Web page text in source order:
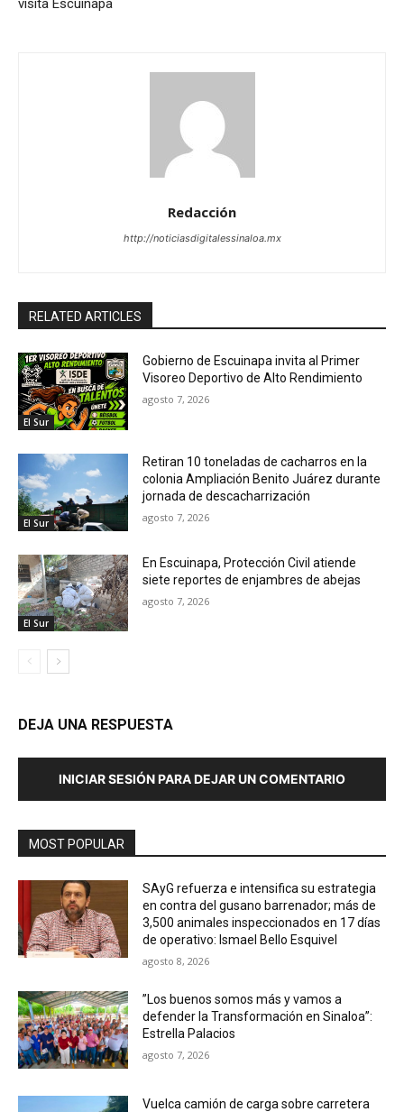
visita Escuinapa
Redacción
http://noticiasdigitalessinaloa.mx
RELATED ARTICLES
El Sur
Gobierno de Escuinapa invita al Primer
Visoreo Deportivo de Alto Rendimiento
agosto 7, 2026
El Sur
Retiran 10 toneladas de cacharros en la
colonia Ampliación Benito Juárez durante
jornada de descacharrización
agosto 7, 2026
El Sur
En Escuinapa, Protección Civil atiende
siete reportes de enjambres de abejas
agosto 7, 2026
DEJA UNA RESPUESTA
INICIAR SESIÓN PARA DEJAR UN COMENTARIO
MOST POPULAR
SAyG refuerza e intensifica su estrategia
en contra del gusano barrenador; más de
3,500 animales inspeccionados en 17 días
de operativo: Ismael Bello Esquivel
agosto 8, 2026
”Los buenos somos más y vamos a
defender la Transformación en Sinaloa”:
Estrella Palacios
agosto 7, 2026
Vuelca camión de carga sobre carretera